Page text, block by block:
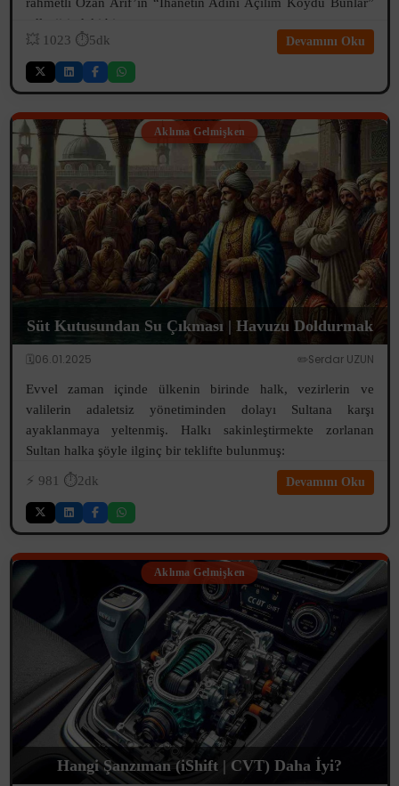
adlı şiirindeki bir...
💥 1023 ⏱️5dk Devamını Oku
Aklıma Gelmişken
Süt Kutusundan Su Çıkması | Havuzu Doldurmak
🗓️06.01.2025 ✏️Serdar UZUN
Evvel zaman içinde ülkenin birinde halk, vezirlerin ve
valilerin adaletsiz yönetiminden dolayı Sultana karşı
ayaklanmaya yeltenmiş. Halkı sakinleştirmekte zorlanan
Sultan halka şöyle ilginç bir teklifte bulunmuş:
⚡️ 981 ⏱️2dk Devamını Oku
Aklıma Gelmişken
Hangi Şanzıman (iShift | CVT) Daha İyi?